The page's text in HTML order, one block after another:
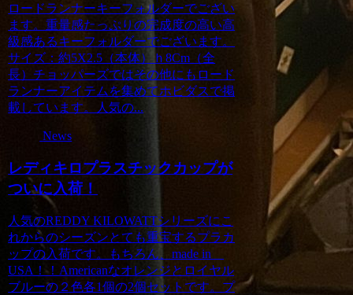
ロードランナーキーフォルダーでござい
ます。重量感たっぷりの完成度の高い高
級感あるキーフォルダーでございます。
サイズ：約5X2.5（本体）ｈ8Cm（全
長）チョッパーズではその他にもロード
ランナーアイテムを集めてホビダスで掲
載しています。人気の...
News
レディキロプラスチックカップが
ついに入荷！
人気のREDDY KILOWATTシリーズにこ
れからのシーズンとても重宝するプラカ
ップの入荷です。もちろん、made in
USA！！Americanなオレンジとロイヤル
ブルーの２色各1個の2個セットです。プ